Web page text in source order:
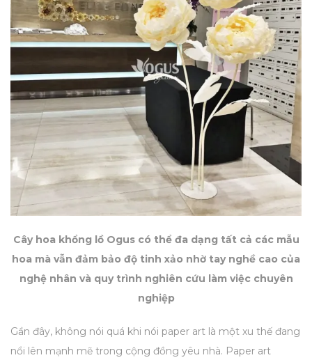
Cây hoa khổng lồ Ogus có thể đa dạng tất cả các mẫu
hoa mà vẫn đảm bảo độ tinh xảo nhờ tay nghề cao của
nghệ nhân và quy trình nghiên cứu làm việc chuyên
nghiệp
Gần đây, không nói quá khi nói paper art là một xu thế đang
nổi lên mạnh mẽ trong cộng đồng yêu nhà. Paper art